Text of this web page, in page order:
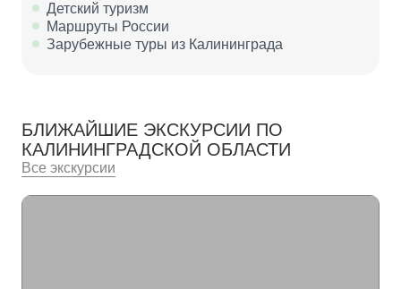
Детский туризм
Маршруты России
Зарубежные туры из Калининграда
БЛИЖАЙШИЕ ЭКСКУРСИИ ПО
КАЛИНИНГРАДСКОЙ ОБЛАСТИ
Все экскурсии